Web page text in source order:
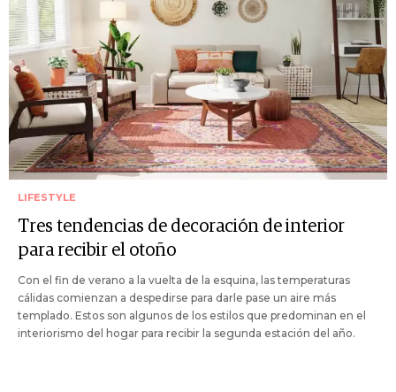
LIFESTYLE
Tres tendencias de decoración de interior
para recibir el otoño
Con el fin de verano a la vuelta de la esquina, las temperaturas
cálidas comienzan a despedirse para darle pase un aire más
templado. Estos son algunos de los estilos que predominan en el
interiorismo del hogar para recibir la segunda estación del año.